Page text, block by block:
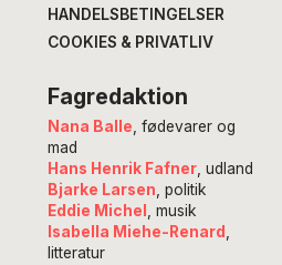
HANDELSBETINGELSER
COOKIES & PRIVATLIV
Fagredaktion
Nana Balle , fødevarer og
mad
Hans Henrik Fafner, udland
Bjarke Larsen , politik
Eddie Michel
, musik
Isabella Miehe-Renard
litteratur